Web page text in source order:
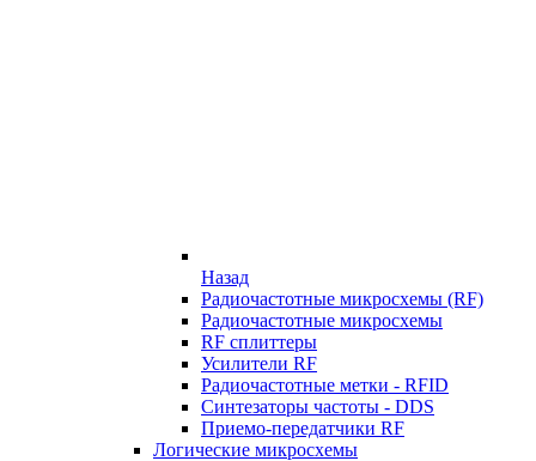
Назад
Радиочастотные микросхемы (RF)
Радиочастотные микросхемы
RF сплиттеры
Усилители RF
Радиочастотные метки - RFID
Синтезаторы частоты - DDS
Приемо-передатчики RF
Логические микросхемы